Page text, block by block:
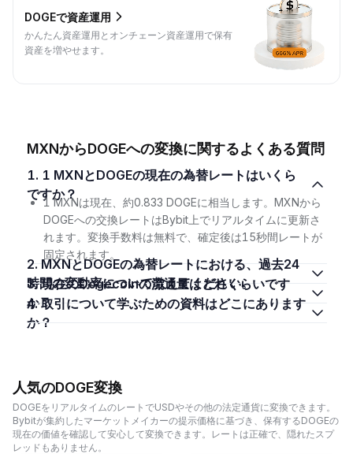
DOGEで資産運用
かんたん資産運用とオンチェーン資産運用で保有
資産を増やせます。
MXNからDOGEへの変換に関するよくある質問
1. 1 MXNとDOGEの現在の為替レートはいくら
ですか？
1 MXNは現在、約0.833 DOGEに相当します。MXNから
DOGEへの交換レートはBybit上でリアルタイムに更新さ
れます。変換手数料は無料で、確定後は15秒間レートが
固定されます。
2. MXNとDOGEの為替レートにおける、過去24
時間の変動率について教えてください。
3. 現在のDogecoinの流通量はどれくらいです
か？
4. 取引について学ぶための資料はどこにあります
か？
人気のDOGE変換
DOGEをリアルタイムのレートでUSDやその他の法定通貨に変換できます。
Bybitが集約したマーケットメイカーの提示価格に基づき、保有するDOGEの
現在の価値を確認して安心して変換できます。レートは正確で、隠れたスプ
レッドもありません。